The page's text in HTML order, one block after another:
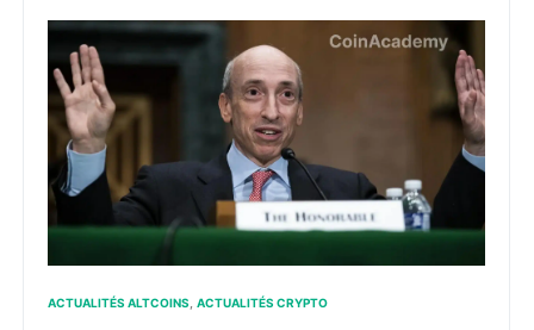
LTC : Après un ETF XRP, Canary Capital dépose
ACTUALITÉS ALTCOINS ACTUALITÉS CRYPTO